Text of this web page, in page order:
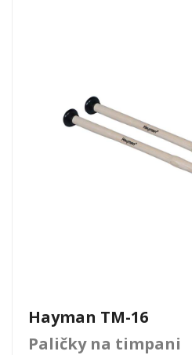
Hayman TM-16
Paličky na timpani